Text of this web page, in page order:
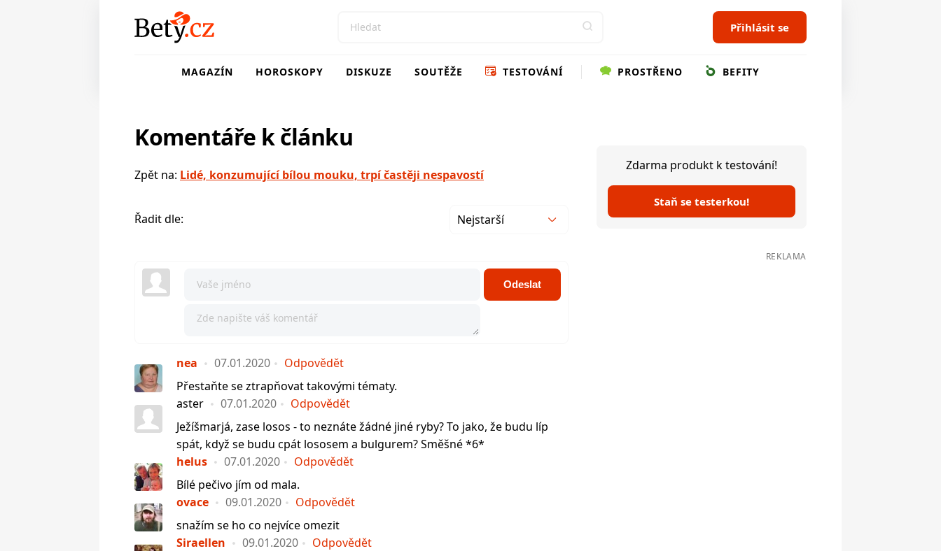
Přihlásit se
MAGAZÍN HOROSKOPY DISKUZE SOUTĚŽE TESTOVÁNÍ PROSTŘENO BEFITY
Komentáře k článku
Zpět na: Lidé, konzumující bílou mouku, trpí častěji nespavostí
Řadit dle: Nejstarší
Odeslat
nea 07.01.2020
Odpovědět
Přestaňte se ztrapňovat takovými tématy.
aster
07.01.2020
Odpovědět
Ježíšmarjá, zase losos - to neznáte žádné jiné ryby? To jako, že budu líp
spát, když se budu cpát lososem a bulgurem? Směšné *6*
helus
07.01.2020
Odpovědět
Bílé pečivo jím od mala.
ovace
09.01.2020
Odpovědět
snažím se ho co nejvíce omezit
Siraellen
09.01.2020
Odpovědět
Zdarma produkt k testování!
Staň se testerkou!
REKLAMA